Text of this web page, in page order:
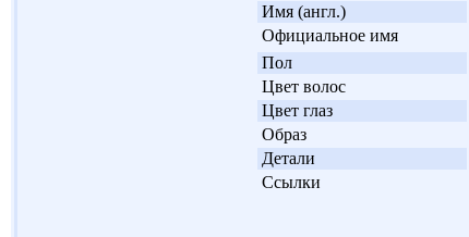
Имя (англ.)
Официальное имя
Пол
Цвет волос
Цвет глаз
Образ
Детали
Ссылки